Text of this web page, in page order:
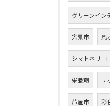
グリーンイン
宍粟市 風
シマトネリコ
栄養剤 サ
芦屋市 彩